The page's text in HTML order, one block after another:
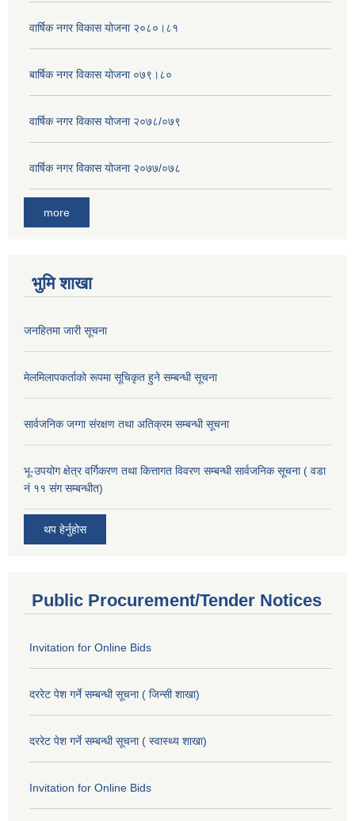
वार्षिक नगर विकास योजना २०८०।८१
बार्षिक नगर विकास योजना ०७९।८०
वार्षिक नगर विकास योजना २०७८/०७९
वार्षिक नगर विकास योजना २०७७/०७८
more
भुमि शाखा
जनहितमा जारी सूचना
मेलमिलापकर्ताको रूपमा सूचिकृत हुने सम्बन्धी सूचना
सार्वजनिक जग्गा संरक्षण तथा अतिक्रम सम्बन्धी सूचना
भू-उपयोग क्षेत्र वर्गिकरण तथा कित्तागत विवरण सम्बन्धी सार्वजनिक सूचना ( वडा
नं ११ संग सम्बन्धीत)
थप हेर्नुहोस
Public Procurement/Tender Notices
Invitation for Online Bids
दररेट पेश गर्ने सम्बन्धी सूचना ( जिन्सी शाखा)
दररेट पेश गर्ने सम्बन्धी सूचना ( स्वास्थ्य शाखा)
Invitation for Online Bids